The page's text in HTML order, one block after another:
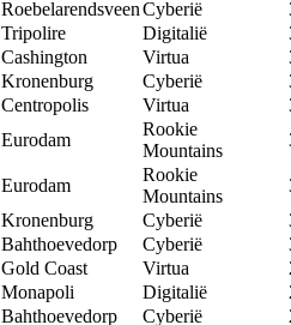
RoebelarendsveenCyberië
Tripolire Digitalië
Cashington Virtua
Kronenburg Cyberië
Centropolis Virtua
Eurodam
Rookie
Mountains
Eurodam
Rookie
Mountains
Kronenburg Cyberië
Bahthoevedorp Cyberië
Gold Coast Virtua
Monapoli Digitalië
Bahthoevedorp Cyberië